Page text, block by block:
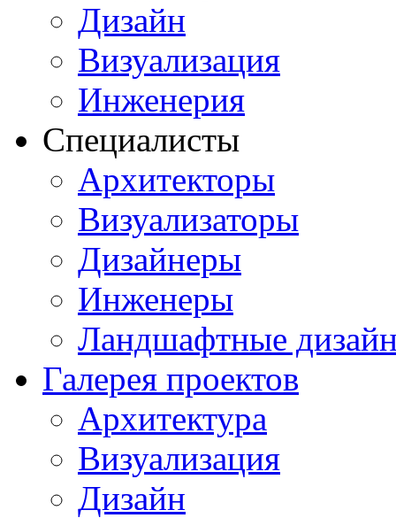
Дизайн
Визуализация
Инженерия
Специалисты
Архитекторы
Визуализаторы
Дизайнеры
Инженеры
Ландшафтные
Галерея проектов
Архитектура
Визуализация
Дизайн